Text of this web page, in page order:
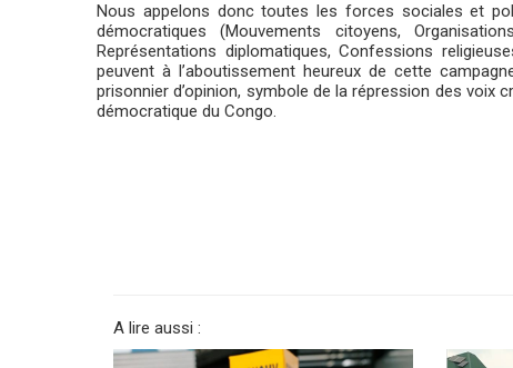
Nous appelons donc toutes les forces sociales et
démocratiques (Mouvements citoyens,
Représentations diplomatiques, Confessions
peuvent à l’aboutissement heureux de cette
prisonnier d’opinion, symbole de la répression des voix
démocratique du Congo.
A lire aussi :